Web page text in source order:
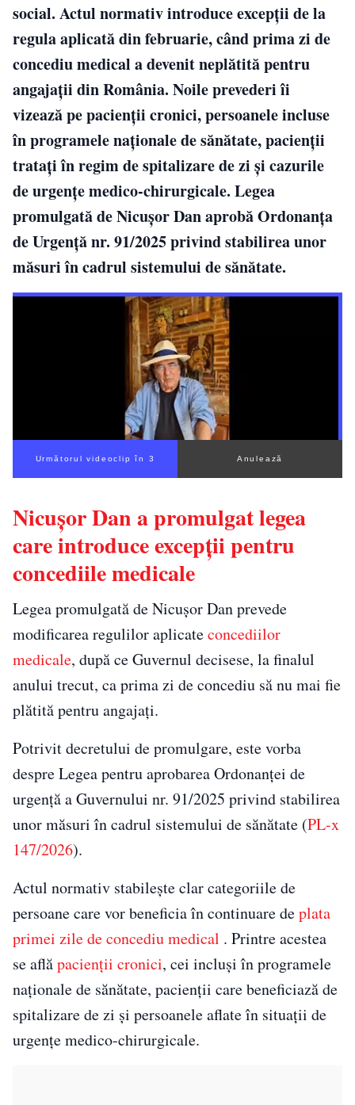
social. Actul normativ introduce excepții de la
regula aplicată din februarie, când prima zi de
concediu medical a devenit neplătită pentru
angajații din România. Noile prevederi îi
vizează pe pacienții cronici, persoanele incluse
în programele naționale de sănătate, pacienții
tratați în regim de spitalizare de zi și cazurile
de urgențe medico-chirurgicale. Legea
promulgată de Nicușor Dan aprobă Ordonanța
de Urgență nr. 91/2025 privind stabilirea unor
măsuri în cadrul sistemului de sănătate.
Următorul videoclip în 2 Anulează
Nicușor Dan a promulgat legea
care introduce excepții pentru
concediile medicale
Legea promulgată de Nicușor Dan prevede
modificarea regulilor aplicateconcediilor
medicale, după ce Guvernul decisese, la finalul
anului trecut, ca prima zi de concediu să nu mai fie
plătită pentru angajați.
Potrivit decretului de promulgare, este vorba
despre Legea pentru aprobarea Ordonanței de
urgență a Guvernului nr. 91/2025 privind stabilirea
unor măsuri în cadrul sistemului de sănătate (PL-x
147/2026).
Actul normativ stabilește clar categoriile de
persoane care vor beneficia în continuare deplata
primei zile de concediu medical . Printre acestea
se aflăpacienții cronici, cei incluși în programele
naționale de sănătate, pacienții care beneficiază de
spitalizare de zi și persoanele aflate în situații de
urgențe medico-chirurgicale.